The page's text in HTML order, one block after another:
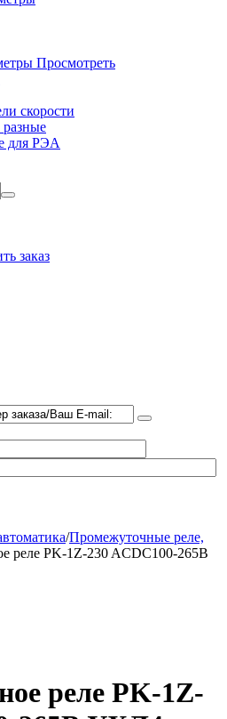
Просмотреть
скорости
для РЭА
заказ
/Промежуточные реле,
реле PK-1Z-230 ACDC100-265B
реле PK-1Z-